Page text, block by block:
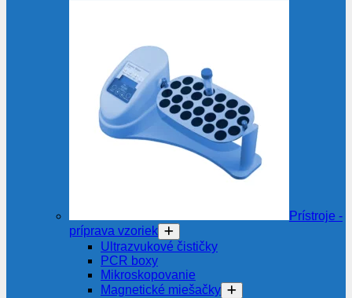
Prístroje -
príprava vzoriek
Ultrazvukové čističky
PCR boxy
Mikroskopovanie
Magnetické miešačky